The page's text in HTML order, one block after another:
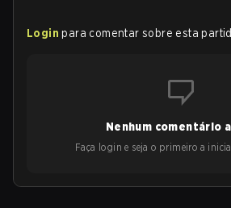
Login para comentar sobre esta
Nenhum comentário
Faça login e seja o primeiro a